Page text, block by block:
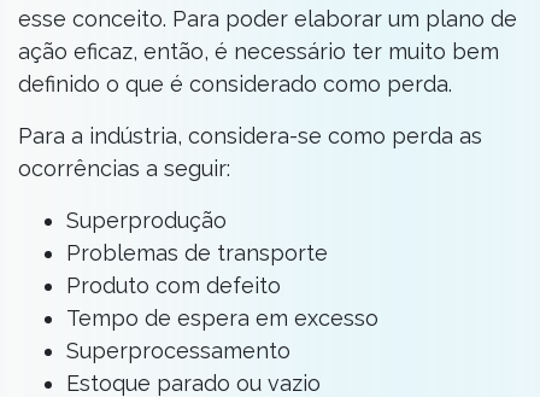
esse conceito. Para poder elaborar um plano de
ação eficaz, então, é necessário ter muito bem
definido o que é considerado como perda.
Para a indústria, considera-se como perda as
ocorrências a seguir:
Superprodução
Problemas de transporte
Produto com defeito
Tempo de espera em excesso
Superprocessamento
Estoque parado ou vazio